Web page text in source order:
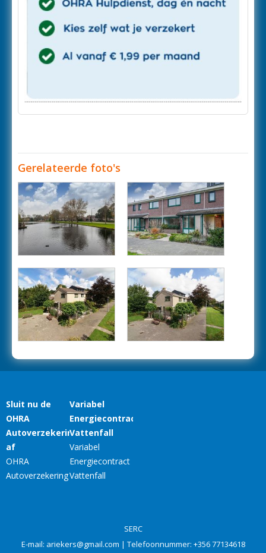
Gerelateerde foto's
SERC
E-mail: ariekers@gmail.com | Telefoonnummer: +356 77134618